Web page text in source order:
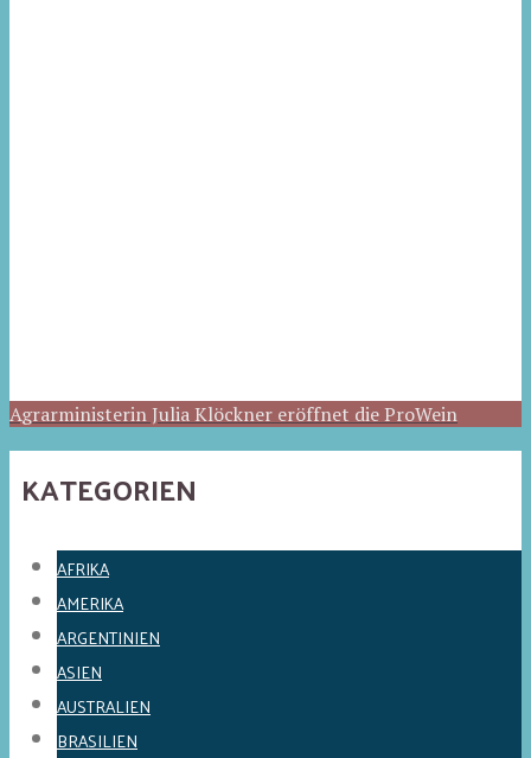
Agrarministerin Julia Klöckner eröffnet die ProWein
KATEGORIEN
AFRIKA
AMERIKA
ARGENTINIEN
ASIEN
AUSTRALIEN
BRASILIEN